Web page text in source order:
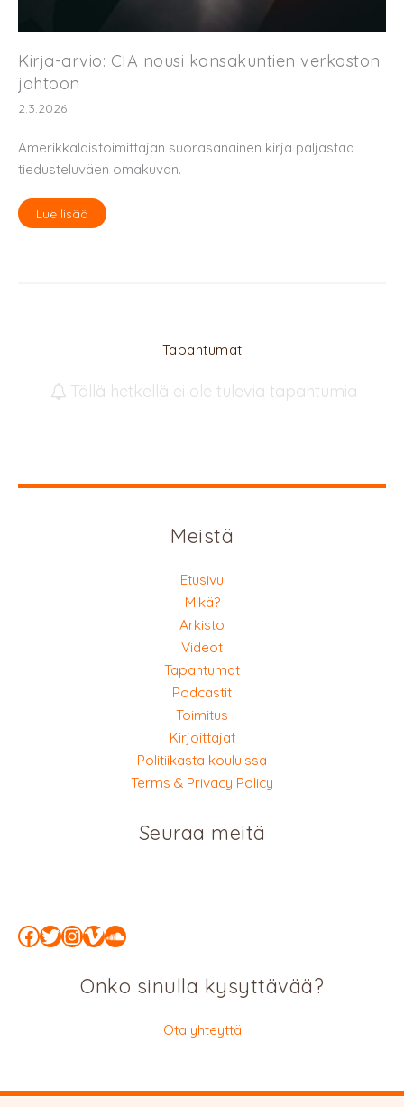
Kirja-arvio: CIA nousi kansakuntien verkoston
johtoon
2.3.2026
Amerikkalaistoimittajan suorasanainen kirja paljastaa
tiedusteluväen omakuvan.
Lue lisää
Tapahtumat
Tällä hetkellä ei ole tulevia tapahtumia
Meistä
Etusivu
Mikä?
Arkisto
Videot
Tapahtumat
Podcastit
Toimitus
Kirjoittajat
Politiikasta kouluissa
Terms & Privacy Policy
Seuraa meitä
Facebook
Twitter
Instagram
Vimeo
SoundCloud
Onko sinulla kysyttävää?
Ota yhteyttä